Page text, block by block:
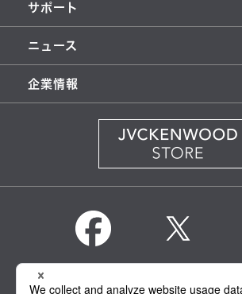
サポート
ニュース
企業情報
KENWOOD Global